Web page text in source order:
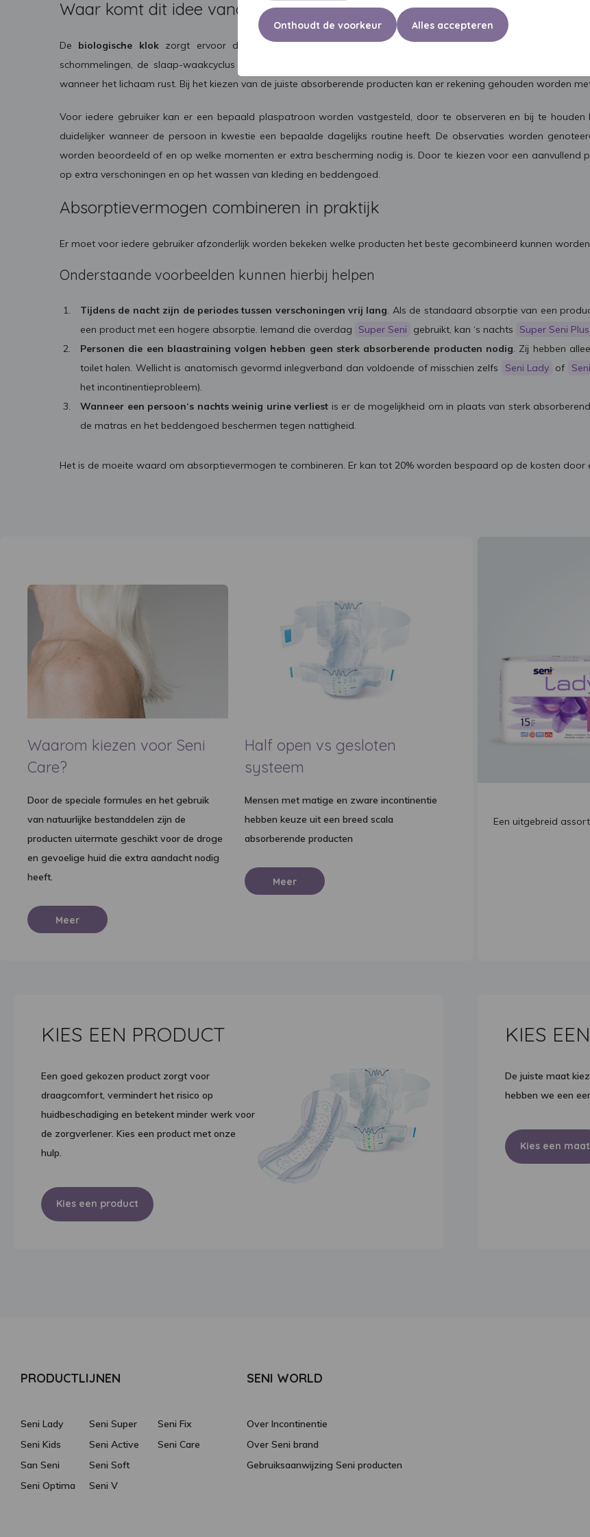
Waar komt dit idee vandaan?
De biologische klokzorgt ervoor dat een groot aantal lichaamsprocessen volgens een vast 24-uurs
schommelingen, de slaap-waakcyclus en ook de urineproductie. Deze is overdag groter, er wordt dan
wanneer het lichaam rust. Bij het kiezen van de juiste absorberende producten kan er rekening gehouden worden
Voor iedere gebruiker kan er een bepaald plaspatroon worden vastgesteld, door te observeren en bij te
duidelijker wanneer de persoon in kwestie een bepaalde dagelijks routine heeft. De observaties worden
worden beoordeeld of en op welke momenten er extra bescherming nodig is. Door te kiezen voor een
op extra verschoningen en op het wassen van kleding en beddengoed.
Absorptievermogen combineren in praktijk
Er moet voor iedere gebruiker afzonderlijk worden bekeken welke producten het beste gecombineerd kunnen
Onderstaande voorbeelden kunnen hierbij helpen
Tijdens de nacht zijn de periodes tussen verschoningen vrij lang. Als de standaard absorptie van een
een product met een hogere absorptie. Iemand die overdag
Super Seni gebruikt, kan ‘s nachts Super Seni Plus
Personen die een blaastraining volgen hebben geen sterk absorberende producten nodig. Zij hebben
toilet halen. Wellicht is anatomisch gevormd inlegverband dan voldoende of misschien zelfs
Seni Lady of
het incontinentieprobleem).
Wanneer een persoon‘s nachts weinig urine verliest is er de mogelijkheid om in plaats van sterk
de matras en het beddengoed beschermen tegen nattigheid.
Het is de moeite waard om absorptievermogen te combineren. Er kan tot 20% worden bespaard op de kosten
Waarom kiezen voor Seni
Care?
Door de speciale formules en het gebruik
van natuurlijke bestanddelen zijn de
producten uitermate geschikt voor de droge
en gevoelige huid die extra aandacht nodig
heeft.
Meer
Half open vs gesloten
systeem
Mensen met matige en zware incontinentie
hebben keuze uit een breed scala
absorberende producten
Meer
Een uitgebreid
KIES EEN PRODUCT
Een goed gekozen product zorgt voor
draagcomfort, vermindert het risico op
huidbeschadiging en betekent minder werk voor
de zorgverlener. Kies een product met onze
hulp.
Kies een product
KIES
De juiste maat
hebben we een
Kies een maat
PRODUCTLIJNEN
Seni Lady
Seni Kids
San Seni
Seni Optima
Seni Super
Seni Active
Seni Soft
Seni V
Seni Fix
Seni Care
SENI WORLD
Over Incontinentie
Over Seni brand
Gebruiksaanwijzing Seni producten
Onthoudt de voorkeur Alles accepteren